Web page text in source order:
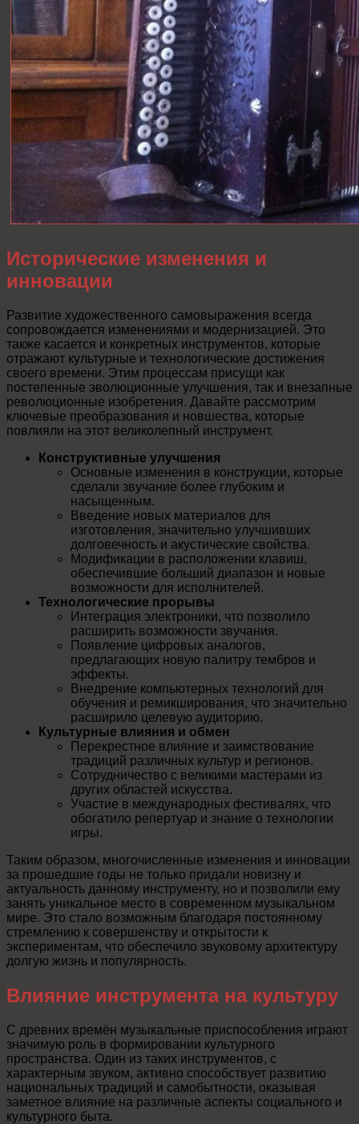
Исторические изменения и
инновации
Развитие художественного самовыражения всегда
сопровождается изменениями и модернизацией. Это
также касается и конкретных инструментов, которые
отражают культурные и технологические достижения
своего времени. Этим процессам присущи как
постепенные эволюционные улучшения, так и внезапные
революционные изобретения. Давайте рассмотрим
ключевые преобразования и новшества, которые
повлияли на этот великолепный инструмент.
Конструктивные улучшения
Основные изменения в конструкции, которые
сделали звучание более глубоким и
насыщенным.
Введение новых материалов для
изготовления, значительно улучшивших
долговечность и акустические свойства.
Модификации в расположении клавиш,
обеспечившие больший диапазон и новые
возможности для исполнителей.
Технологические прорывы
Интеграция электроники, что позволило
расширить возможности звучания.
Появление цифровых аналогов,
предлагающих новую палитру тембров и
эффекты.
Внедрение компьютерных технологий для
обучения и ремикширования, что значительно
расширило целевую аудиторию.
Культурные влияния и обмен
Перекрестное влияние и заимствование
традиций различных культур и регионов.
Сотрудничество с великими мастерами из
других областей искусства.
Участие в международных фестивалях, что
обогатило репертуар и знание о технологии
игры.
Таким образом, многочисленные изменения и инновации
за прошедшие годы не только придали новизну и
актуальность данному инструменту, но и позволили ему
занять уникальное место в современном музыкальном
мире. Это стало возможным благодаря постоянному
стремлению к совершенству и открытости к
экспериментам, что обеспечило звуковому архитектуру
долгую жизнь и популярность.
Влияние инструмента на культуру
С древних времён музыкальные приспособления играют
значимую роль в формировании культурного
пространства. Один из таких инструментов, с
характерным звуком, активно способствует развитию
национальных традиций и самобытности, оказывая
заметное влияние на различные аспекты социального и
культурного быта.